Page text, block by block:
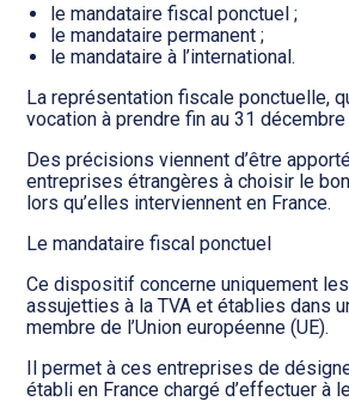
le mandataire fiscal ponctuel ;
le mandataire permanent ;
le mandataire à l’international.
La représentation fiscale ponctuelle,
vocation à prendre fin au 31 décembre
Des précisions viennent d’être
entreprises étrangères à choisir le
lors qu’elles interviennent en France.
Le mandataire fiscal ponctuel
Ce dispositif concerne uniquement
assujetties à la TVA et établies dans
membre de l’Union européenne (UE).
Il permet à ces entreprises de
établi en France chargé d’effectuer à